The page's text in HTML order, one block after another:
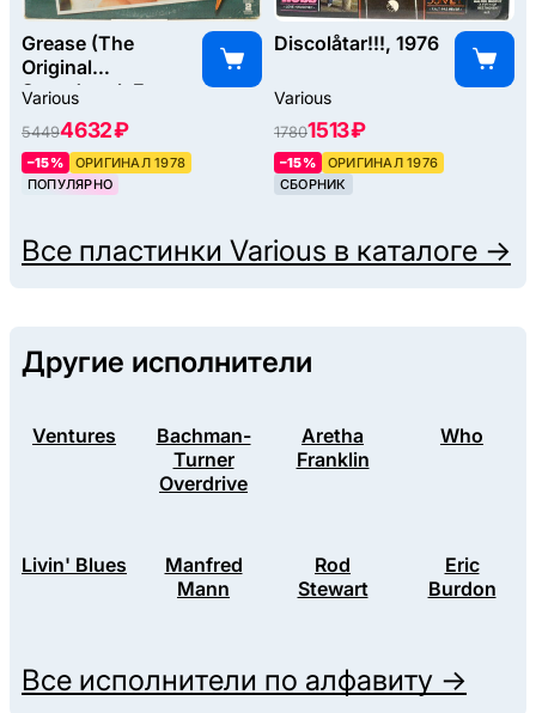
Grease (The
Original
Soundtrack From
Picture) (2LP), 1978
Various
54494632 ₽
–15%
ОРИГИНАЛ 1978
ПОПУЛЯРНО
Discolåtar!!!, 1976
Various
17801513 ₽
–15%
ОРИГИНАЛ 1976
СБОРНИК
Все пластинки Various в каталоге →
Другие исполнители
Ventures
Bachman-
Turner
Overdrive
Aretha
Franklin
Who
Livin' Blues
Manfred
Mann
Rod
Stewart
Eric
Burdon
Все исполнители по алфавиту →